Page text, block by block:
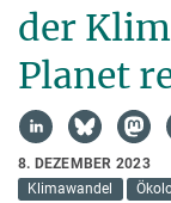
der
Planet
8. DEZEMBER 2023
Klimawandel